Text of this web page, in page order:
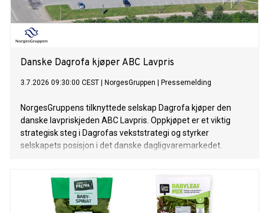
Danske Dagrofa kjøper ABC Lavpris
3.7.2026 09:30:00 CEST NorgesGruppen Pressemelding
NorgesGruppens tilknyttede selskap Dagrofa kjøper den
danske lavpriskjeden ABC Lavpris. Oppkjøpet er et viktig
strategisk steg i Dagrofas vekststrategi og styrker
selskapets posisjon i det danske dagligvaremarkedet.